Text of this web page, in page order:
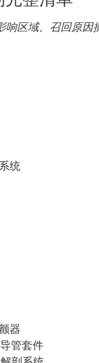
区域、召回原
统
器
管套件